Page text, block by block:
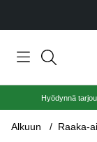
Hyödynnä
Alkuun Raaka-